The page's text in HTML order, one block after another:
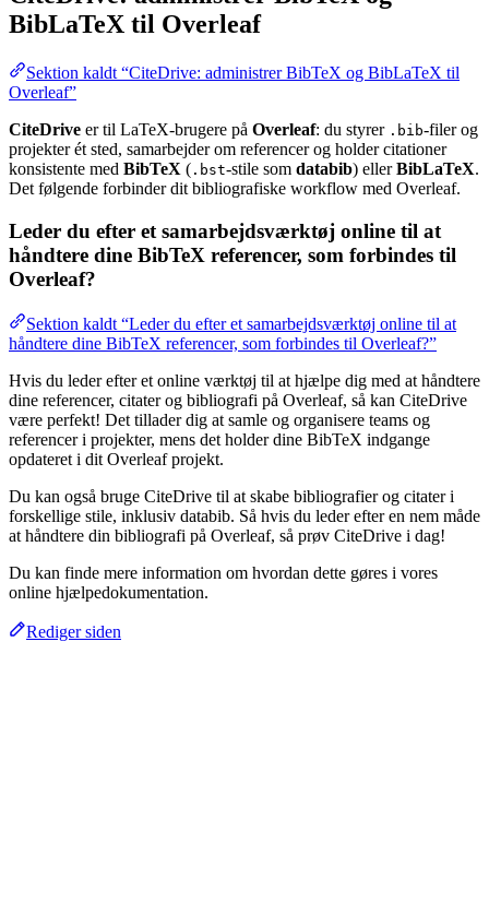
BibLaTeX til Overleaf
Sektion kaldt “CiteDrive: administrer BibTeX og BibLaTeX til
Overleaf”
CiteDrive er til LaTeX-brugere på Overleaf: du styrer .bib-filer og
projekter ét sted, samarbejder om referencer og holder citationer
konsistente med BibTeX ( .bst-stile som databib) ellerBibLaTeX.
Det følgende forbinder dit bibliografiske workflow med Overleaf.
Leder du efter et samarbejdsværktøj online til at
håndtere dine BibTeX referencer, som forbindes til
Overleaf?
Sektion kaldt “Leder du efter et samarbejdsværktøj online til at
håndtere dine BibTeX referencer, som forbindes til Overleaf?”
Hvis du leder efter et online værktøj til at hjælpe dig med at håndtere
dine referencer, citater og bibliografi på Overleaf, så kan CiteDrive
være perfekt! Det tillader dig at samle og organisere teams og
referencer i projekter, mens det holder dine BibTeX indgange
opdateret i dit Overleaf projekt.
Du kan også bruge CiteDrive til at skabe bibliografier og citater i
forskellige stile, inklusiv databib. Så hvis du leder efter en nem måde
at håndtere din bibliografi på Overleaf, så prøv CiteDrive i dag!
Du kan finde mere information om hvordan dette gøres i vores
online hjælpedokumentation.
Rediger siden